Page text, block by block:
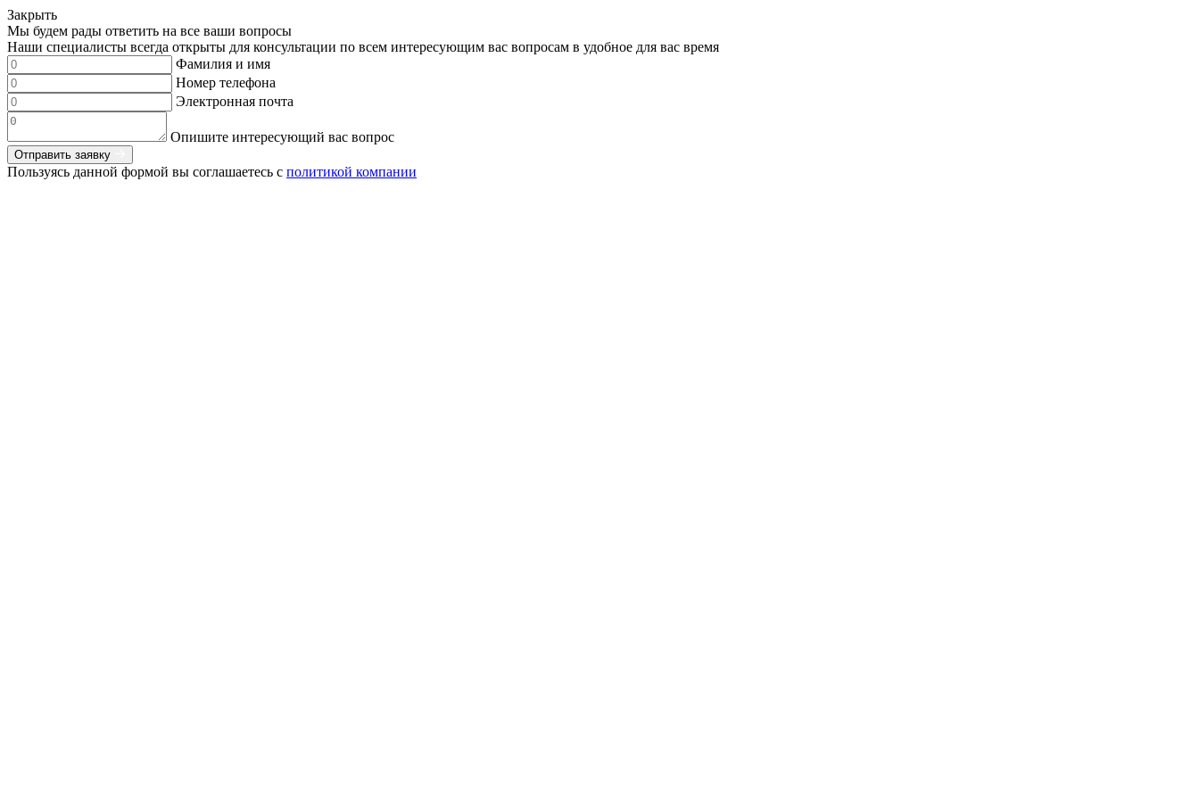
Закрыть
Мы будем рады ответить на все ваши вопросы
Наши специалисты всегда открыты для консультации по всем интересующим вас вопросам в удобное для вас время
Фамилия и имя
Номер телефона
Электронная почта
Опишите интересующий вас вопрос
Отправить заявку
Пользуясь данной формой вы соглашаетесь с политикой компании